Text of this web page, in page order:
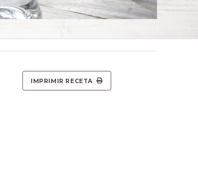
IMPRIMIR RECETA